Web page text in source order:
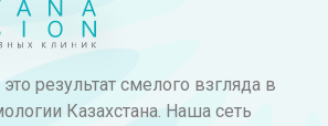
результат смелого взгляда в
Казахстана. Наша сеть